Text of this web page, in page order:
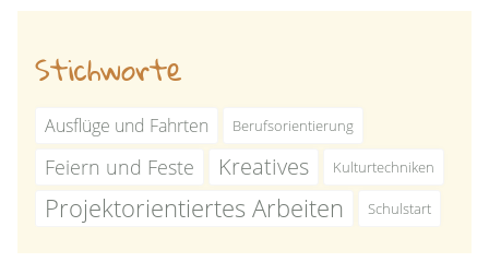
Stichworte
Ausflüge und Fahrten Berufsorientierung
Feiern und Feste Kreatives Kulturtechniken
Projektorientiertes Arbeiten Schulstart